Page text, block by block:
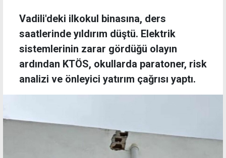
Vadili'deki ilkokul binasına, ders
saatlerinde yıldırım düştü. Elektrik
sistemlerinin zarar gördüğü olayın
ardından KTÖS, okullarda paratoner, risk
analizi ve önleyici yatırım çağrısı yaptı.